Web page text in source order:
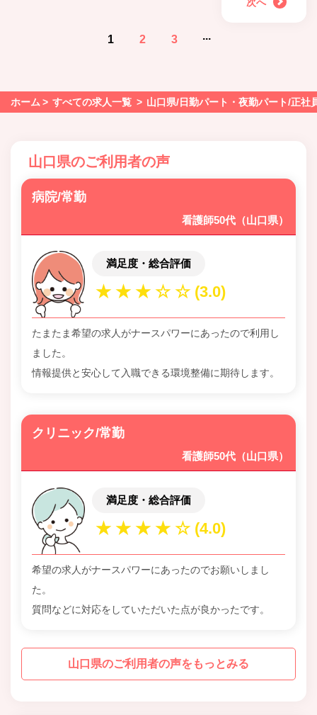
1 2 3 ...
ホーム すべての求人一覧 山口県/日勤パート・夜勤パート/正社
山口県のご利用者の声
病院/常勤
看護師50代（山口県）
満足度・総合評価
たまたま希望の求人がナースパワーにあったので利用し
ました。
情報提供と安心して入職できる環境整備に期待します。
クリニック/常勤
看護師50代（山口県）
満足度・総合評価
希望の求人がナースパワーにあったのでお願いしまし
た。
質問などに対応をしていただいた点が良かったです。
山口県のご利用者の声をもっとみる